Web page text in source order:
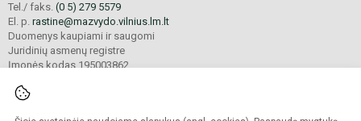
Tel./ faks. (0 5) 279 5579
El. p. rastine@mazvydo.vilnius.lm.lt
Duomenys kaupiami ir saugomi
Juridinių asmenų registre
Įmonės kodas 195003862